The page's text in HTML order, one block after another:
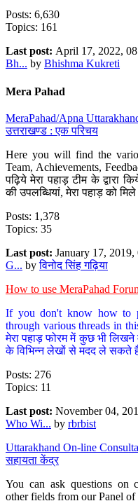
Posts: 6,630
Topics: 161
Last post: April 17, 2022,
Bh... by Bhishma Kukreti
Mera Pahad
MeraPahad/Apna
उत्तराखण्ड : एक परिचय
Here you will find the
Team, Achievements,
पढ़िये मेरा पहाड़ टीम के द्वारा
की उपलब्धियां, मेरा पहाड़ को
Posts: 1,378
Topics: 35
Last post: January 17,
G... byविनोद सिंह गढ़िया
How to use MeraPahad
If you don't know how to
through various threads in
मेरा पहाड़ फोरम में कुछ भी लिखने
के विभिन्न लेखों से मदद ले सकते
Posts: 276
Topics: 11
Last post: November 04,
Who Wi... by rbrbist
Uttarakhand On-line
सहायता केंद्र
You can ask questions on
other fields from our Panel of